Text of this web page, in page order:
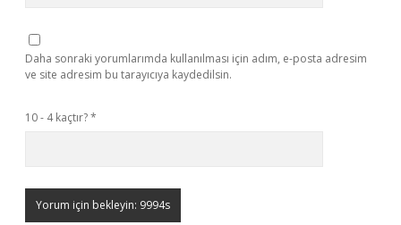
Daha sonraki yorumlarımda kullanılması için adım, e-posta adresim
ve site adresim bu tarayıcıya kaydedilsin.
10 - 4 kaçtır?*